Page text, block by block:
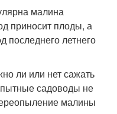
малина
приносит плоды, а
последнего летнего
ли или нет сажать
садоводы не
малины